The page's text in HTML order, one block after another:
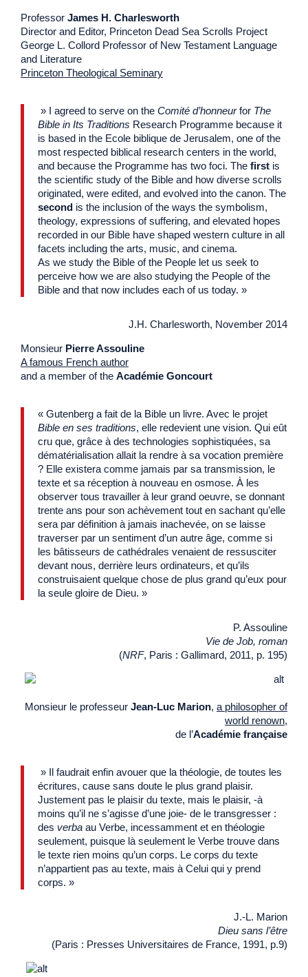
Professor James H. Charlesworth
Director and Editor, Princeton Dead Sea Scrolls Project
George L. Collord Professor of New Testament Language
and Literature
Princeton Theological Seminary
» I agreed to serve on the Comité d’honneurfor The
Bible in Its Traditions Research Programme because it
is based in the Ecole biblique de Jerusalem, one of the
most respected biblical research centers in the world,
and because the Programme has two foci. The first is
the scientific study of the Bible and how diverse scrolls
originated, were edited, and evolved into the canon. The
second is the inclusion of the ways the symbolism,
theology, expressions of suffering, and elevated hopes
recorded in our Bible have shaped western culture in all
facets including the arts, music, and cinema.
As we study the Bible of the People let us seek to
perceive how we are also studying the People of the
Bible and that now includes each of us today. »
J.H. Charlesworth, November 2014
Monsieur Pierre Assouline
A famous French author
and a member of the Académie Goncourt
« Gutenberg a fait de la Bible un livre. Avec le projet
Bible en ses traditions, elle redevient une vision. Qui eût
cru que, grâce à des technologies sophistiquées, sa
dématérialisation allait la rendre à sa vocation première
? Elle existera comme jamais par sa transmission, le
texte et sa réception à nouveau en osmose. À les
observer tous travailler à leur grand oeuvre, se donnant
trente ans pour son achèvement tout en sachant qu’elle
sera par définition à jamais inachevée, on se laisse
traverser par un sentiment d’un autre âge, comme si
les bâtisseurs de cathédrales venaient de ressusciter
devant nous, derrière leurs ordinateurs, et qu’ils
construisaient quelque chose de plus grand qu’eux pour
la seule gloire de Dieu. »
P. Assouline
Vie de Job, roman
(NRF, Paris : Gallimard, 2011, p. 195)
Monsieur le professeur Jean-Luc Marion, a philosopher of
world renown,
de l’Académie française
» Il faudrait enfin avouer que la théologie, de toutes les
écritures, cause sans doute le plus grand plaisir.
Justement pas le plaisir du texte, mais le plaisir, -à
moins qu’il ne s’agisse d’une joie- de le transgresser :
des verba au Verbe, incessamment et en théologie
seulement, puisque là seulement le Verbe trouve dans
le texte rien moins qu’un corps. Le corps du texte
n’appartient pas au texte, mais à Celui qui y prend
corps. »
J.-L. Marion
Dieu sans l’être
(Paris : Presses Universitaires de France, 1991, p.9)